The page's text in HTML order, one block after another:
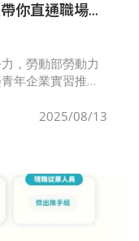
帶你直通職場
，勞動部勞動力
年企業實習推動
多元活動，讓青
2025/08/13